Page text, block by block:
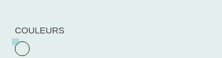
COULEURS